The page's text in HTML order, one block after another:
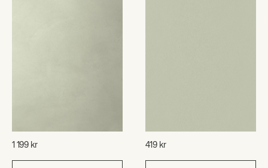
1 199 kr 419 kr